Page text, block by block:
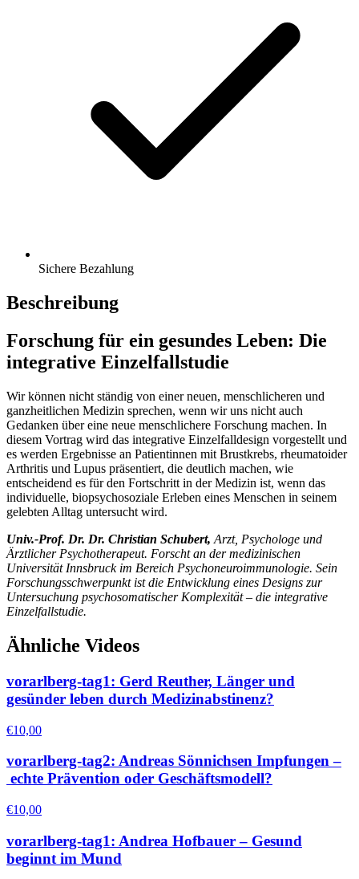
Sichere Bezahlung
Beschreibung
Forschung für ein gesundes Leben: Die
integrative Einzelfallstudie
Wir können nicht ständig von einer neuen, menschlicheren und
ganzheitlichen Medizin sprechen, wenn wir uns nicht auch
Gedanken über eine neue menschlichere Forschung machen. In
diesem Vortrag wird das integrative Einzelfalldesign vorgestellt und
es werden Ergebnisse an Patientinnen mit Brustkrebs, rheumatoider
Arthritis und Lupus präsentiert, die deutlich machen, wie
entscheidend es für den Fortschritt in der Medizin ist, wenn das
individuelle, biopsychosoziale Erleben eines Menschen in seinem
gelebten Alltag untersucht wird.
Univ.-Prof. Dr. Dr. Christian Schubert, Arzt, Psychologe und
Ärztlicher Psychotherapeut. Forscht an der medizinischen
Universität Innsbruck im Bereich Psychoneuroimmunologie. Sein
Forschungsschwerpunkt ist die Entwicklung eines Designs zur
Untersuchung psychosomatischer Komplexität – die integrative
Einzelfallstudie.
Ähnliche Videos
vorarlberg-tag1: Gerd Reuther, Länger und
gesünder leben durch Medizinabstinenz?
€10,00
vorarlberg-tag2: Andreas Sönnichsen Impfungen –
echte Prävention oder Geschäftsmodell?
€10,00
vorarlberg-tag1: Andrea Hofbauer – Gesund
beginnt im Mund